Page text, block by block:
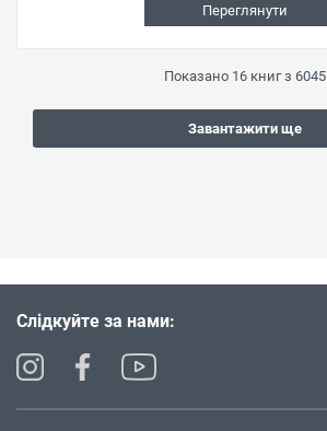
Переглянути
Показано 16 книг з 6045
Завантажити ще
Слідкуйте за нами: